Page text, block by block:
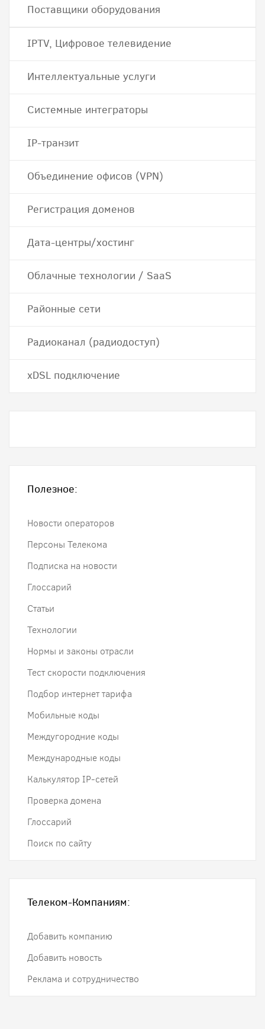
Поставщики оборудования
IPTV, Цифровое телевидение
Интеллектуальные услуги
Системные интеграторы
IP-транзит
Объединение офисов (VPN)
Регистрация доменов
Дата-центры/хостинг
Облачные технологии / SaaS
Районные сети
Радиоканал (радиодоступ)
хDSL подключение
Полезное:
Новости операторов
Персоны Телекома
Подписка на новости
Глоссарий
Статьи
Технологии
Нормы и законы отрасли
Тест скорости подключения
Подбор интернет тарифа
Мобильные коды
Междугородние коды
Международные коды
Калькулятор IP-сетей
Проверка домена
Глоссарий
Поиск по сайту
Телеком-Компаниям:
Добавить компанию
Добавить новость
Реклама и сотрудничество